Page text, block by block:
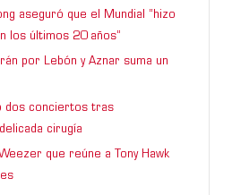
aseguró que el Mundial “hizo
los últimos 20 años”
por Lebón y Aznar suma un
dos conciertos tras
cirugía
que reúne a Tony Hawk